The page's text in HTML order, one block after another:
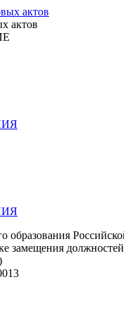
актов
образования
должностей